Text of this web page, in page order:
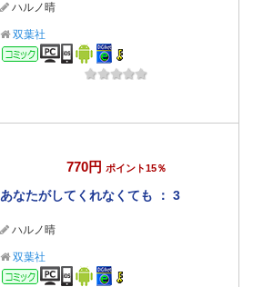
ハルノ晴
双葉社
コミック
770円 ポイント15％
あなたがしてくれなくても ： 3
ハルノ晴
双葉社
コミック